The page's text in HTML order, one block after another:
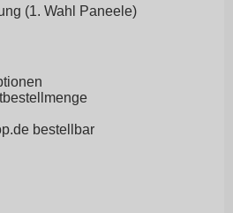
(1. Wahl Paneele)
bestellbar